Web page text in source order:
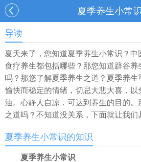
夏季养生小常识
导读
夏天来了，您知道夏季养生小常识？中
食疗养生都包括哪些？那您知道辟谷养
吗？那您了解夏季养生之道？夏季养
愉快而稳定的情绪，切忌大悲大喜，以
油。心静人自凉，可达到养生的目的。
之道吗？不知道没关系，下面就让我们
夏季养生小常识的知识
夏季养生小常识